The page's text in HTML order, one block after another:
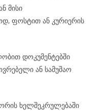
მისი
ფოსტით ან კურიერის
დოკუმენტებში
ან სამუშაო
ხელშეკრულებაში